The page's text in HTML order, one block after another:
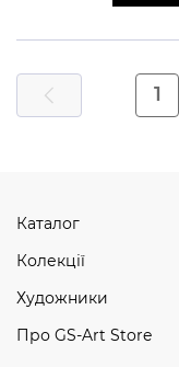
1
Каталог
Колекції
Художники
Про GS-Art Store